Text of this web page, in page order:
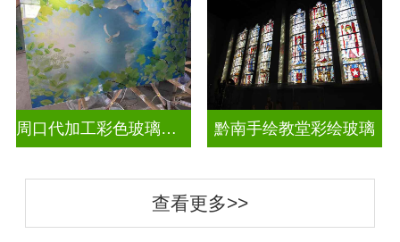
周口代加工彩色玻璃穹顶 黔南手绘教堂彩绘玻璃
查看更多>>